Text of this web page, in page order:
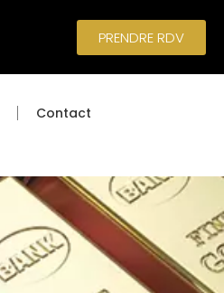
PRENDRE RDV
Contact